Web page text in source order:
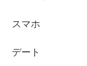
スマホ
デート